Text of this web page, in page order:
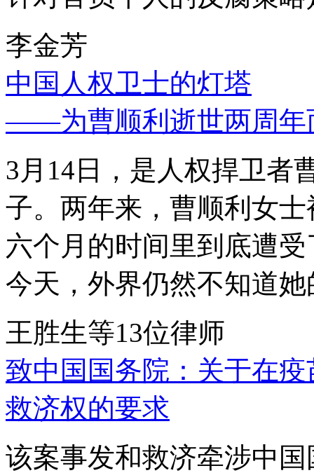
李金芳
中国人权卫士的灯塔
——为曹顺利逝世两周年
3月14日，是人权捍卫者
子。两年来，曹顺利女
六个月的时间里到底遭
今天，外界仍然不知道
王胜生等13位律师
致中国国务院：关于在
救济权的要求
该案事发和救济牵涉中